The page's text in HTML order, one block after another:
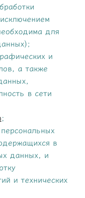
для
и
а также
в сети
;
в
данных, и
и технических